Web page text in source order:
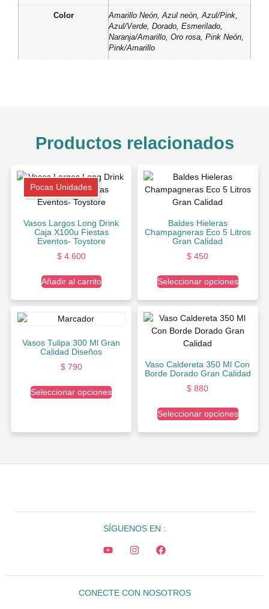
Color Amarillo Neón,Azul neón,Azul/Pink,
Azul/Verde, Dorado, Esmerilado,
Naranja/Amarillo, Oro rosa, Pink Neón,
Pink/Amarillo
Productos relacionados
Pocas Unidades
Vasos Largos Long Drink
Caja X100u Fiestas
Eventos- Toystore
$4.600
Añadir al carrito
Baldes Hieleras
Champagneras Eco 5 Litros
Gran Calidad
$ 450
Seleccionar opciones
Vasos Tulipa 300 Ml Gran
Calidad Diseños
$790
Seleccionar opciones
Vaso Caldereta 350 Ml Con
Borde Dorado Gran Calidad
$ 880
Seleccionar opciones
SÍGUENOS EN :
CONECTE CON NOSOTROS